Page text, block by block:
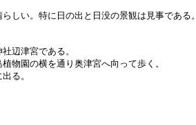
しい。特に日の出と日没の景観は見事である。
辺津宮である。
物園の横を通り奥津宮へ向って歩く。
る。